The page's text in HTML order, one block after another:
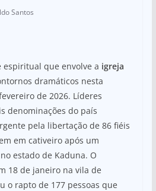
Santos
que envolve a igreja
dramáticos nesta
de 2026. Líderes
denominações do país
pela libertação de 86 fiéis
em cativeiro após um
estado de Kaduna. O
18 de janeiro na vila de
o rapto de 177 pessoas que